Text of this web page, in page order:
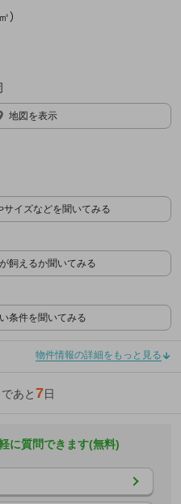
）
地図を表示
サイズなどを聞いてみる
飼えるか聞いてみる
条件を聞いてみる
物件情報の詳細をもっと見る
あと7日
に質問できます(無料)